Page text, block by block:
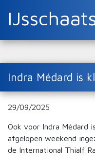
Indra Médard is
29/09/2025
Ook voor Indra Médard
afgelopen weekend
de International Thialf